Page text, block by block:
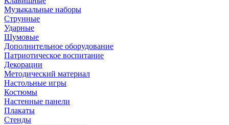
Музыкальные наборы
Струнные
Ударные
Шумовые
Дополнительное оборудование
Патриотическое воспитание
Декорации
Методический материал
Настольные игры
Костюмы
Настенные панели
Плакаты
Стенды